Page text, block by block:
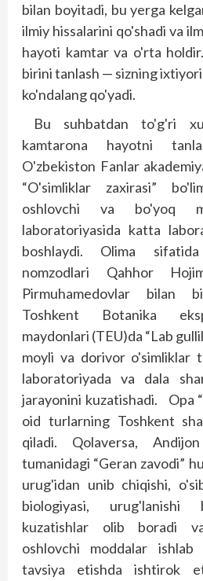
bilan boyitadi, bu yerga
ilmiy hissalarini qo'shadi va
hayoti kamtar va o'rta
birini tanlash — sizning
ko'ndalang qo'yadi.
Bu suhbatdan to'g'ri
kamtarona hayotni
O'zbekiston Fanlar
“O'simliklar zaxirasi”
oshlovchi va bo'yoq
laboratoriyasida katta
boshlaydi. Olima
nomzodlari Qahhor
Pirmuhamedovlar bilan
Toshkent Botanika
maydonlari (TEU)da “Lab
moyli va dorivor o'simliklar
laboratoriyada va dala
jarayonini kuzatishadi. Opa
oid turlarning Toshkent
qiladi. Qolaversa,
tumanidagi “Geran zavodi”
urug'idan unib chiqishi,
biologiyasi, urug'lanishi
kuzatishlar olib boradi
oshlovchi moddalar ishlab
tavsiya etishda ishtirok